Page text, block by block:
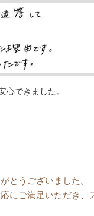
心できました。
とうございました。
にご満足いただき、